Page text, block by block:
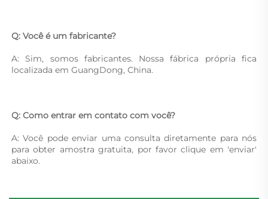
Q: Você é um fabricante?
A: Sim, somos fabricantes. Nossa fábrica própria fica
localizada em GuangDong, China.
Q: Como entrar em contato com você?
A: Você pode enviar uma consulta diretamente para nós
para obter amostra gratuita, por favor clique em 'enviar'
abaixo.